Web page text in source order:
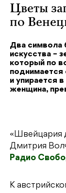
Цветы
по
Два символа
искусства –
который по
поднимается
и упирается
женщина,
«Швейцария
Дмитрия
Радио
К